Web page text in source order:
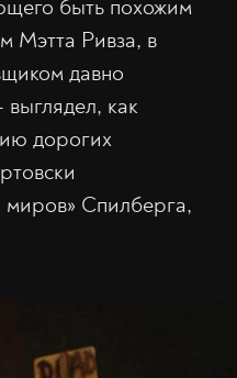
быть похожим
Мэтта Ривза, в
давно
как
дорогих
миров» Спилберга,